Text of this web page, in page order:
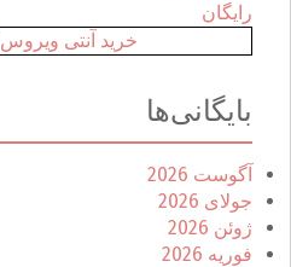
رایگان
خرید آنتی ویروس Kaspersky
بایگانی‌ها
آگوست 2026
جولای 2026
ژوئن 2026
فوریه 2026